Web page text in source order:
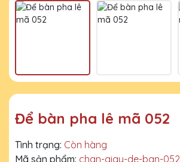
Để bàn pha lê mã 052
Tình trạng: Còn hàng
Mã sản phẩm: chan-giay-de-ban-052